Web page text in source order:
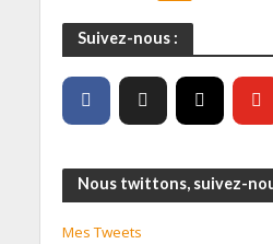
Suivez-nous :
Nous twittons, suivez-
Mes Tweets